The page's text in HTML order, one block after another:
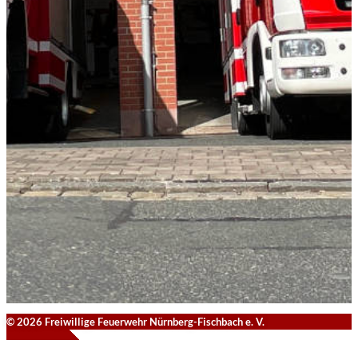
© 2026 Freiwillige Feuerwehr Nürnberg-Fischbach e. V.